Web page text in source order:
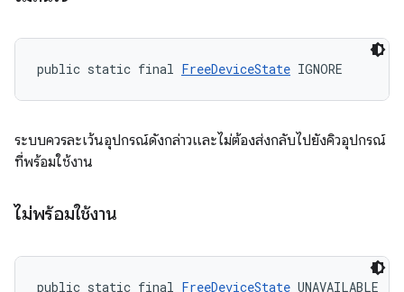
public static final FreeDeviceState IGNORE
ระบบควรละเว้นอุปกรณ์ดังกล่าวและไม่ต้องส่งกลับไปยังคิวอุปกรณ์
ที่พร้อมใช้งาน
ไม่พร้อมใช้งาน
public static final FreeDeviceState UNAVAILABLE